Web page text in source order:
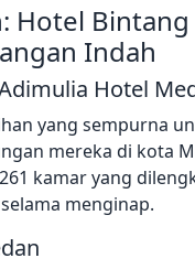
Hotel
Indah
Hotel
yang sempurna
mereka di kota
kamar yang
menginap.